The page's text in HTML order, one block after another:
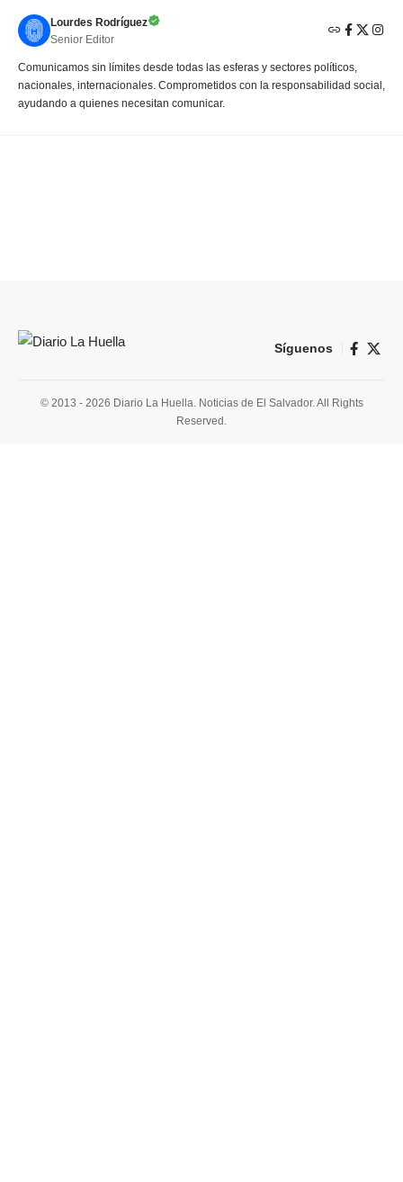
Lourdes Rodríguez
Senior Editor
Comunicamos sin límites desde todas las esferas y sectores políticos,
nacionales, internacionales. Comprometidos con la responsabilidad social,
ayudando a quienes necesitan comunicar.
Síguenos
© 2013 - 2026 Diario La Huella. Noticias de El Salvador. All Rights
Reserved.